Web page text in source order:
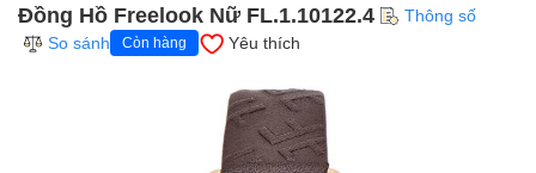
Đồng Hồ Freelook Nữ FL.1.10122.4
Thông số
So sánh
Còn hàng Yêu thích